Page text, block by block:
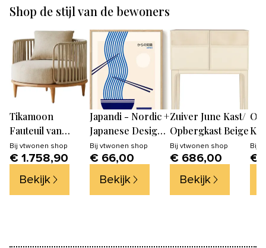
Shop de stijl van de bewoners
Tikamoon
Fauteuil van
massief teak en
stof - Beige
Bij vtwonen shop
€ 1.758,90
Bekijk
Japandi - Nordic +
Japanese Design
II - PSTR studio
Kunst Poster
Bij vtwonen shop
€ 66,00
Bekijk
Zuiver June Kast/
Opbergkast Beige
Bij vtwonen shop
€ 686,00
Bekijk
Bij
€